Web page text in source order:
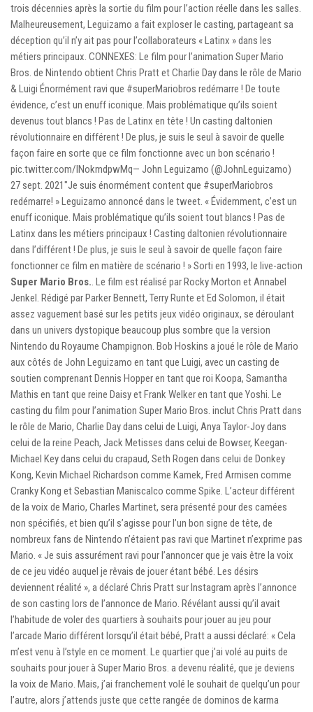
trois décennies après la sortie du film pour l’action réelle dans les salles.
Malheureusement, Leguizamo a fait exploser le casting, partageant sa
déception qu’il n’y ait pas pour l’collaborateurs « Latinx » dans les
métiers principaux. CONNEXES: Le film pour l’animation Super Mario
Bros. de Nintendo obtient Chris Pratt et Charlie Day dans le rôle de Mario
& Luigi Énormément ravi que #superMariobros redémarre ! De toute
évidence, c’est un enuff iconique. Mais problématique qu’ils soient
devenus tout blancs ! Pas de Latinx en tête ! Un casting daltonien
révolutionnaire en différent ! De plus, je suis le seul à savoir de quelle
façon faire en sorte que ce film fonctionne avec un bon scénario !
pic.twitter.com/lNokmdpwMq— John Leguizamo (@JohnLeguizamo)
27 sept. 2021″Je suis énormément content que #superMariobros
redémarre! » Leguizamo annoncé dans le tweet. « Évidemment, c’est un
enuff iconique. Mais problématique qu’ils soient tout blancs ! Pas de
Latinx dans les métiers principaux ! Casting daltonien révolutionnaire
dans l’différent ! De plus, je suis le seul à savoir de quelle façon faire
fonctionner ce film en matière de scénario ! » Sorti en 1993, le live-action
Super Mario Bros.. Le film est réalisé par Rocky Morton et Annabel
Jenkel. Rédigé par Parker Bennett, Terry Runte et Ed Solomon, il était
assez vaguement basé sur les petits jeux vidéo originaux, se déroulant
dans un univers dystopique beaucoup plus sombre que la version
Nintendo du Royaume Champignon. Bob Hoskins a joué le rôle de Mario
aux côtés de John Leguizamo en tant que Luigi, avec un casting de
soutien comprenant Dennis Hopper en tant que roi Koopa, Samantha
Mathis en tant que reine Daisy et Frank Welker en tant que Yoshi. Le
casting du film pour l’animation Super Mario Bros. inclut Chris Pratt dans
le rôle de Mario, Charlie Day dans celui de Luigi, Anya Taylor-Joy dans
celui de la reine Peach, Jack Metisses dans celui de Bowser, Keegan-
Michael Key dans celui du crapaud, Seth Rogen dans celui de Donkey
Kong, Kevin Michael Richardson comme Kamek, Fred Armisen comme
Cranky Kong et Sebastian Maniscalco comme Spike. L’acteur différent
de la voix de Mario, Charles Martinet, sera présenté pour des camées
non spécifiés, et bien qu’il s’agisse pour l’un bon signe de tête, de
nombreux fans de Nintendo n’étaient pas ravi que Martinet n’exprime pas
Mario. « Je suis assurément ravi pour l’annoncer que je vais être la voix
de ce jeu vidéo auquel je rêvais de jouer étant bébé. Les désirs
deviennent réalité », a déclaré Chris Pratt sur Instagram après l’annonce
de son casting lors de l’annonce de Mario. Révélant aussi qu’il avait
l’habitude de voler des quartiers à souhaits pour jouer au jeu pour
l’arcade Mario différent lorsqu’il était bébé, Pratt a aussi déclaré: « Cela
m’est venu à l’style en ce moment. Le quartier que j’ai volé au puits de
souhaits pour jouer à Super Mario Bros. a devenu réalité, que je deviens
la voix de Mario. Mais, j’ai franchement volé le souhait de quelqu’un pour
l’autre, alors j’attends juste que cette rangée de dominos de karma